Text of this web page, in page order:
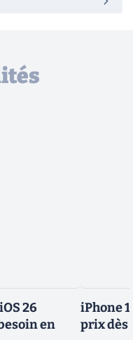
26
en
iPhone
prix dès